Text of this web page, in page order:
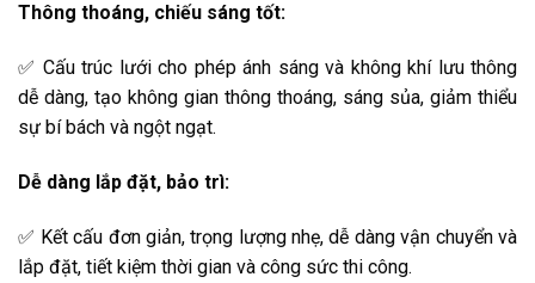
Thông thoáng, chiếu sáng tốt:
✅ Cấu trúc lưới cho phép ánh sáng và không khí lưu thông
dễ dàng, tạo không gian thông thoáng, sáng sủa, giảm thiểu
sự bí bách và ngột ngạt.
Dễ dàng lắp đặt, bảo trì:
✅ Kết cấu đơn giản, trọng lượng nhẹ, dễ dàng vận chuyển và
lắp đặt, tiết kiệm thời gian và công sức thi công.